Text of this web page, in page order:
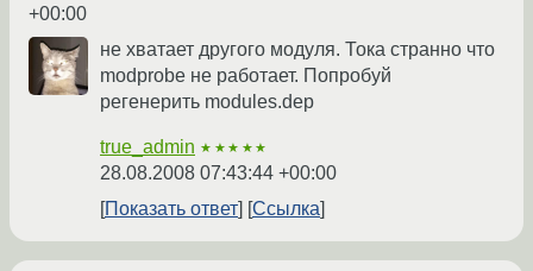
+00:00
не хватает другого модуля. Тока странно что
modprobe не работает. Попробуй
регенерить modules.dep
true_admin ★★★★★
28.08.2008 07:43:44 +00:00
Показать ответ
Ссылка